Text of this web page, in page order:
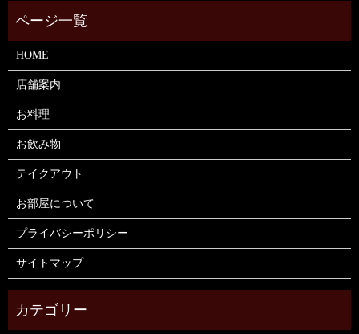
HOME
店舗案内
お料理
お飲み物
テイクアウト
お部屋について
プライバシーポリシー
サイトマップ